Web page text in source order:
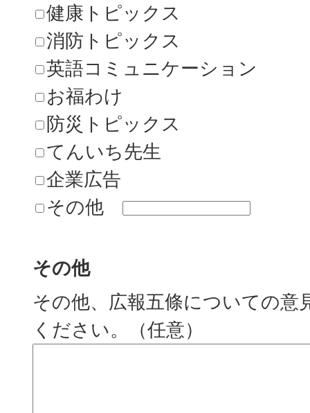
健康トピックス
消防トピックス
英語コミュニケーション
お福わけ
防災トピックス
てんいち先生
企業広告
その他
その他
その他、広報五條についての意
ください。（任意）